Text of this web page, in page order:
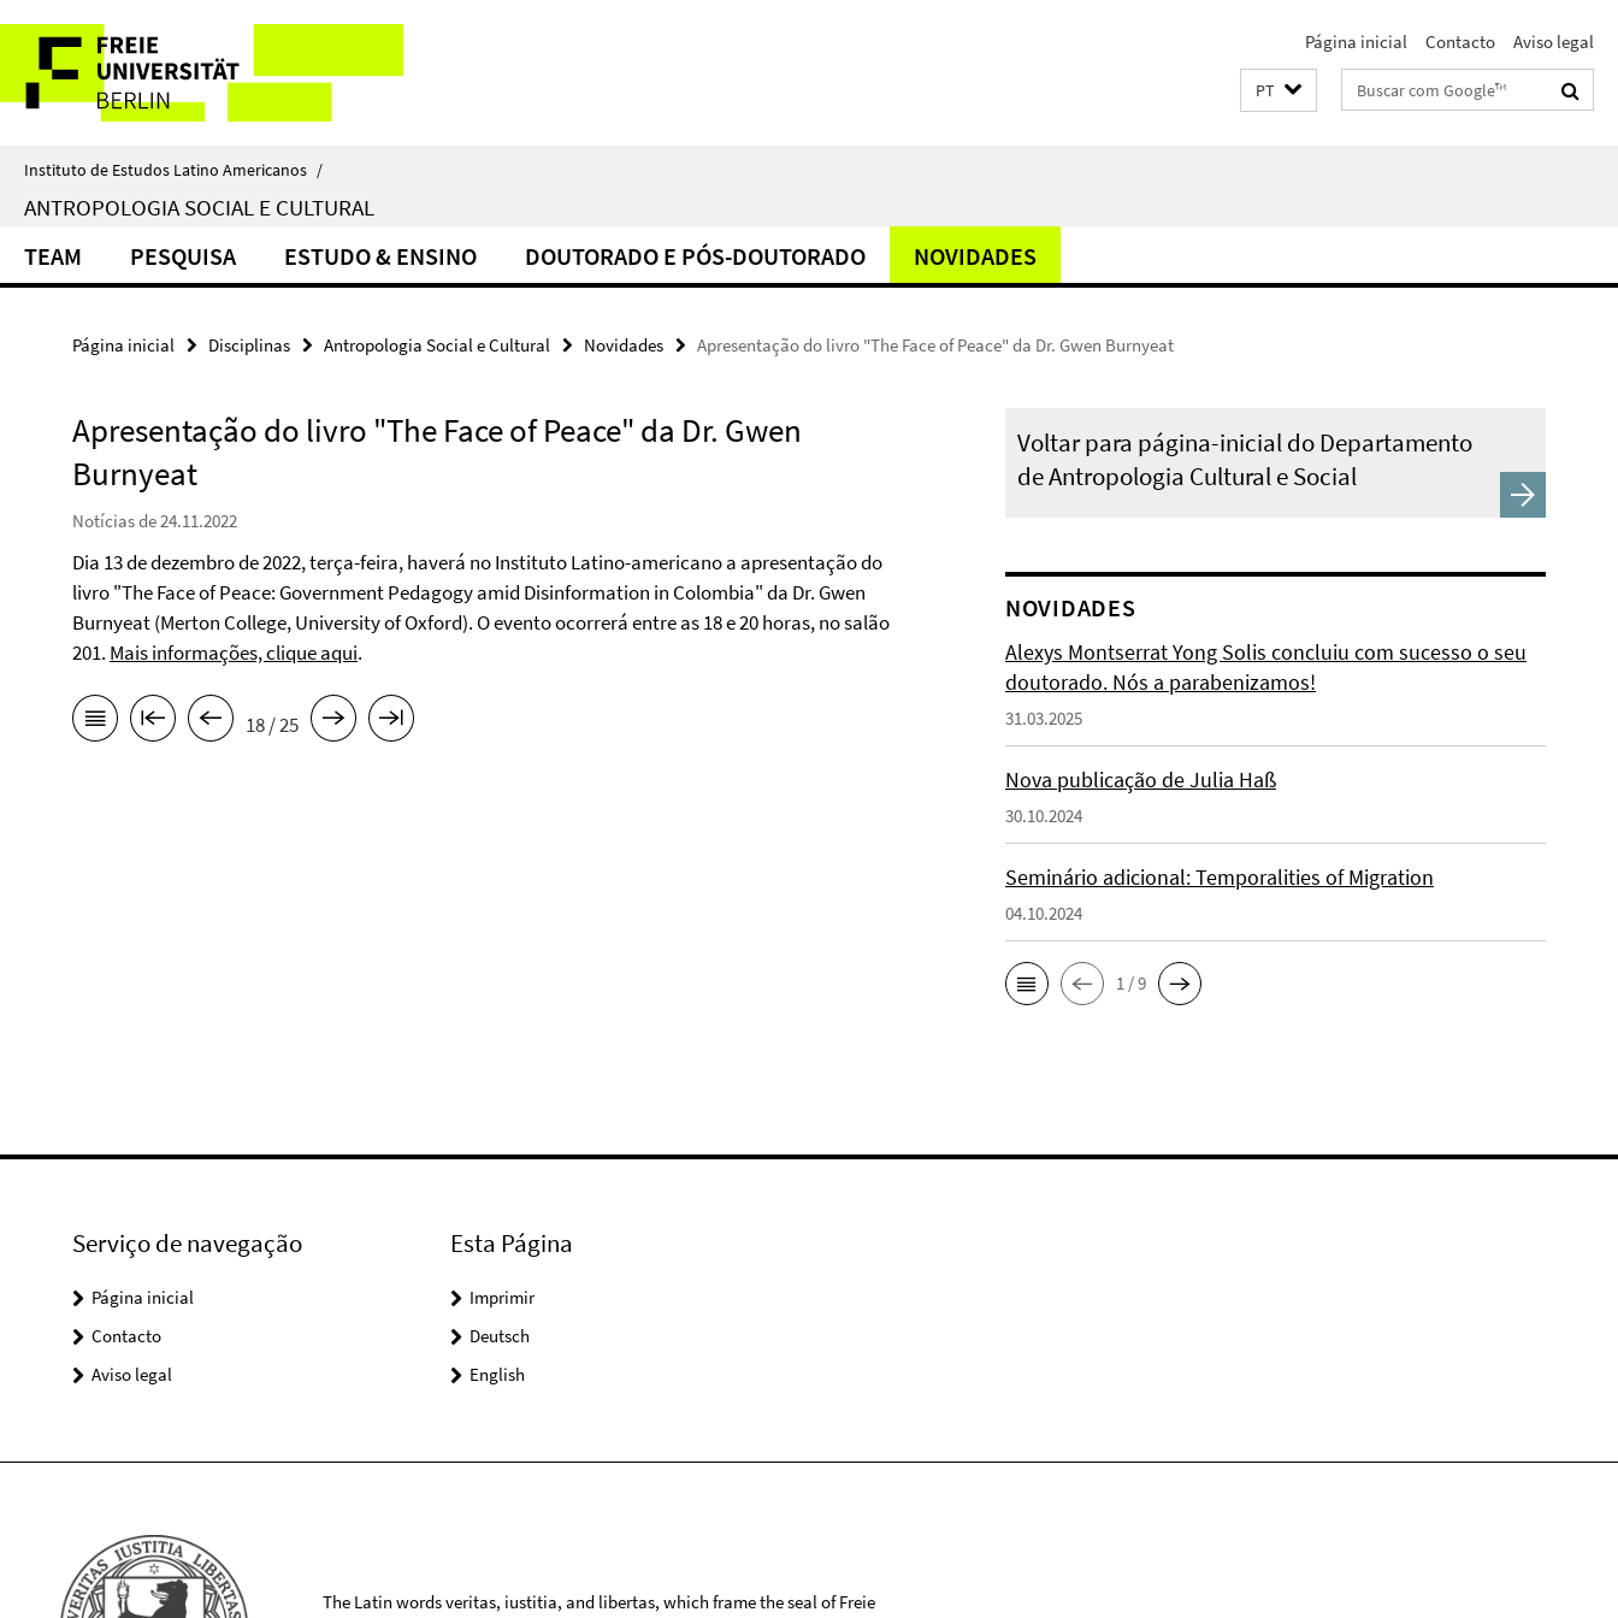
direkt
Inhalt
Serviço
de
navegação
Página inicial Contacto Aviso legal
PT Suchbegriffe
Instituto de Estudos Latino Americanos /
ANTROPOLOGIA SOCIAL E CULTURAL
TEAM PESQUISA ESTUDO & ENSINO DOUTORADO E PÓS-DOUTORADO NOVIDADES
Página inicial Disciplinas Antropologia Social e Cultural Novidades Apresentação do livro "The Face of Peace" da Dr. Gwen Burnyeat
Apresentação do livro "The Face of Peace" da Dr. Gwen
Burnyeat
Notícias de 24.11.2022
Dia 13 de dezembro de 2022, terça-feira, haverá no Instituto Latino-americano a apresentação do
livro "The Face of Peace: Government Pedagogy amid Disinformation in Colombia" da Dr. Gwen
Burnyeat (Merton College, University of Oxford). O evento ocorrerá entre as 18 e 20 horas, no salão
201. Mais informações, clique aqui.
18 / 25
Voltar para página-inicial do Departamento
de Antropologia Cultural e Social
NOVIDADES
Alexys Montserrat Yong Solis concluiu com sucesso o seu
doutorado. Nós a parabenizamos!
31.03.2025
Nova publicação de Julia Haß
30.10.2024
Seminário adicional: Temporalities of Migration
04.10.2024
1 / 9
Serviço de navegação
Página inicial
Contacto
Aviso legal
Esta Página
Imprimir
Deutsch
English
The Latin words veritas, iustitia, and libertas, which frame the seal of Freie